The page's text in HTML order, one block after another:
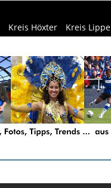
Kreis Höxter Kreis Lippe